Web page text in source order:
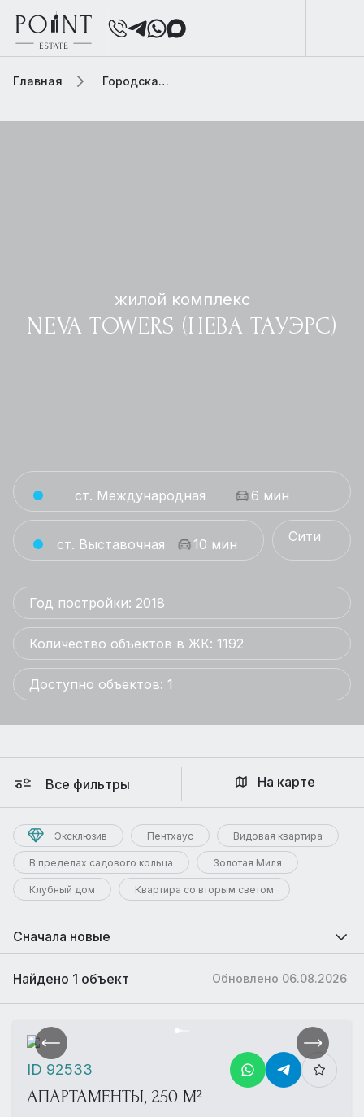
Главная Городская элитная недвижимость
жилой комплекс
NEVA TOWERS (НЕВА ТАУЭРС)
ст. Международная 6 мин
ст. Выставочная 10 мин Сити
Год постройки: 2018
Количество объектов в ЖК: 1192
Доступно объектов: 1
Все фильтры
Эксклюзив Пентхаус Видовая квартира
В пределах садового кольца Золотая Миля
Клубный дом Квартира со вторым светом
На карте
Сначала новые
Обновлено 06.08.2026
Найдено 1 объект
АПАРТАМЕНТЫ, 250 М²
ID 92533